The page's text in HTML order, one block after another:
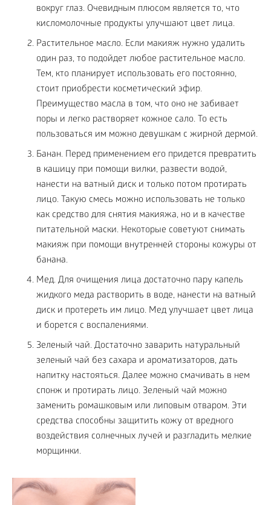
вокруг глаз. Очевидным плюсом является то, что
кисломолочные продукты улучшают цвет лица.
Растительное масло. Если макияж нужно удалить
один раз, то подойдет любое растительное масло.
Тем, кто планирует использовать его постоянно,
стоит приобрести косметический эфир.
Преимущество масла в том, что оно не забивает
поры и легко растворяет кожное сало. То есть
пользоваться им можно девушкам с жирной дермой.
Банан. Перед применением его придется превратить
в кашицу при помощи вилки, развести водой,
нанести на ватный диск и только потом протирать
лицо. Такую смесь можно использовать не только
как средство для снятия макияжа, но и в качестве
питательной маски. Некоторые советуют снимать
макияж при помощи внутренней стороны кожуры от
банана.
Мед. Для очищения лица достаточно пару капель
жидкого меда растворить в воде, нанести на ватный
диск и протереть им лицо. Мед улучшает цвет лица
и борется с воспалениями.
Зеленый чай. Достаточно заварить натуральный
зеленый чай без сахара и ароматизаторов, дать
напитку настояться. Далее можно смачивать в нем
спонж и протирать лицо. Зеленый чай можно
заменить ромашковым или липовым отваром. Эти
средства способны защитить кожу от вредного
воздействия солнечных лучей и разгладить мелкие
морщинки.